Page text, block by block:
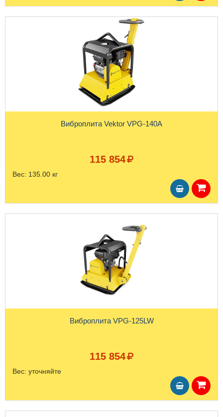
Виброплита Vektor VPG-140A
115 854
Вес: 135.00 кг
Виброплита VPG-125LW
115 854
Вес: уточняйте